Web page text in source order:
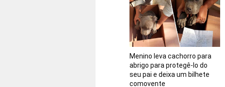
Menino leva cachorro para
abrigo para protegê-lo do
seu pai e deixa um bilhete
comovente